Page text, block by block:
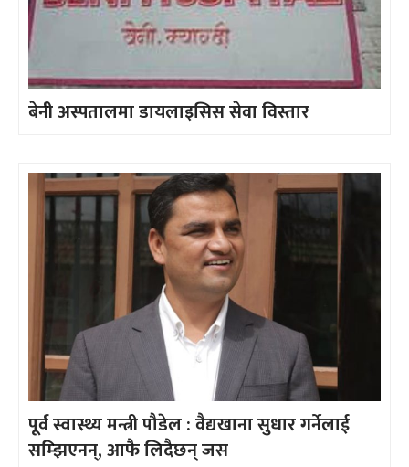
बेनी अस्पतालमा डायलाइसिस सेवा विस्तार
पूर्व स्वास्थ्य मन्त्री पौडेल : वैद्यखाना सुधार गर्नेलाई
सम्झिएनन्, आफै लिदैछन् जस